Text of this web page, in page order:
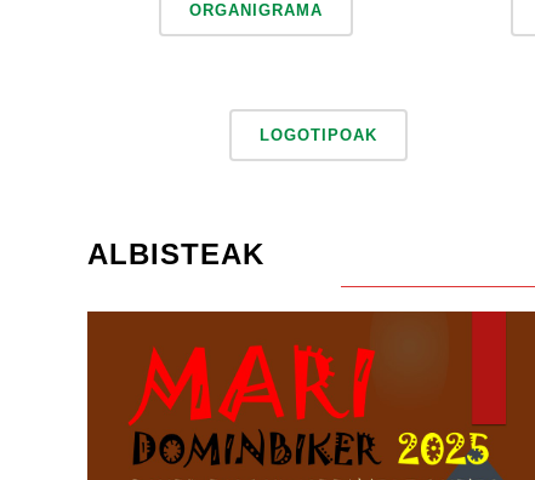
ORGANIGRAMA
LOGOTIPOAK
ALBISTEAK